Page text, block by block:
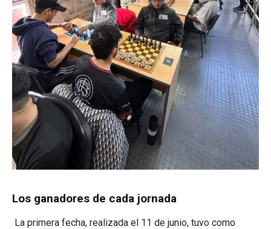
Los ganadores de cada jornada
La primera fecha, realizada el 11 de junio, tuvo como